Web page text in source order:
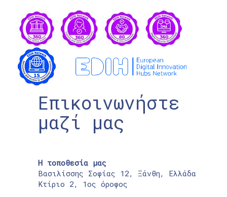
Επικοινωνήστε
μαζί μας
Η τοποθεσία μας
Βασιλίσσης Σοφίας 12, Ξάνθη, Ελλάδα
Κτίριο 2, 1ος όροφος